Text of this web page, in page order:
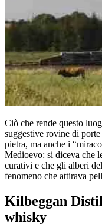
Ciò che rende questo
suggestive rovine di
pietra, ma anche i
Medioevo: si diceva che
curativi e che gli alberi
fenomeno che attirava
Kilbeggan
whisky